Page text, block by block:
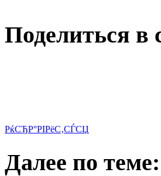
Поделиться в
РќСЂР°РІРёС‚СЃСЏ
Далее по теме: